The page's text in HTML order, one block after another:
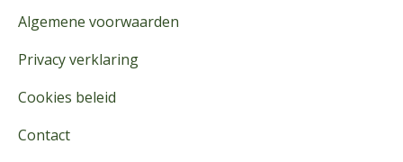
Algemene voorwaarden
Privacy verklaring
Cookies beleid
Contact